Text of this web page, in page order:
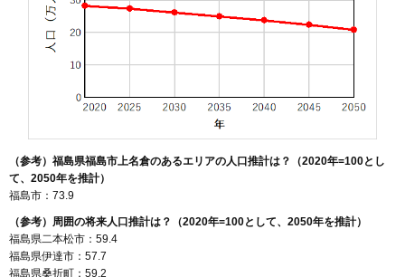
（参考）福島県福島市上名倉のあるエリアの人口推計は？（2020年=100とし
て、2050年を推計）
福島市：73.9
（参考）周囲の将来人口推計は？（2020年=100として、2050年を推計）
福島県二本松市：59.4
福島県伊達市：57.7
福島県桑折町：59.2